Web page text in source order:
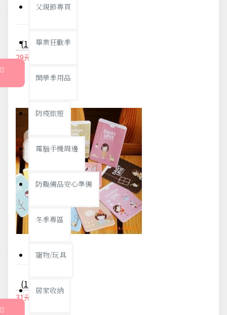
父親節專頁
畢業狂歡季
開學季用品
防疫旅遊
電腦手機周邊
防颱備品安心準備
冬季專區
寵物/玩具
居家收納
(10入)彩色鑰匙分類環 塑膠鑰匙牌 標籤牌 鑰匙圈 吊牌
29元
31元